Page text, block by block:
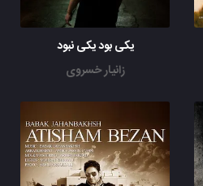
یکی بود یکی نبود
زانیار خسروی